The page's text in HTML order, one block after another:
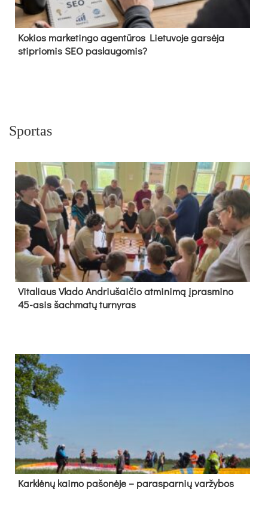
Kokios marketingo agentūros Lietuvoje garsėja
stipriomis SEO paslaugomis?
Sportas
Vi­ta­liaus Vla­do And­riu­šai­čio at­mi­ni­mą įpras­mi­no
45-asis šach­ma­tų tur­ny­ras
Kark­lė­nų kai­mo pa­šo­nė­je – pa­ras­par­nių var­žy­bos